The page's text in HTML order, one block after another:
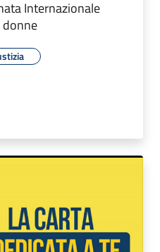
Internazionale